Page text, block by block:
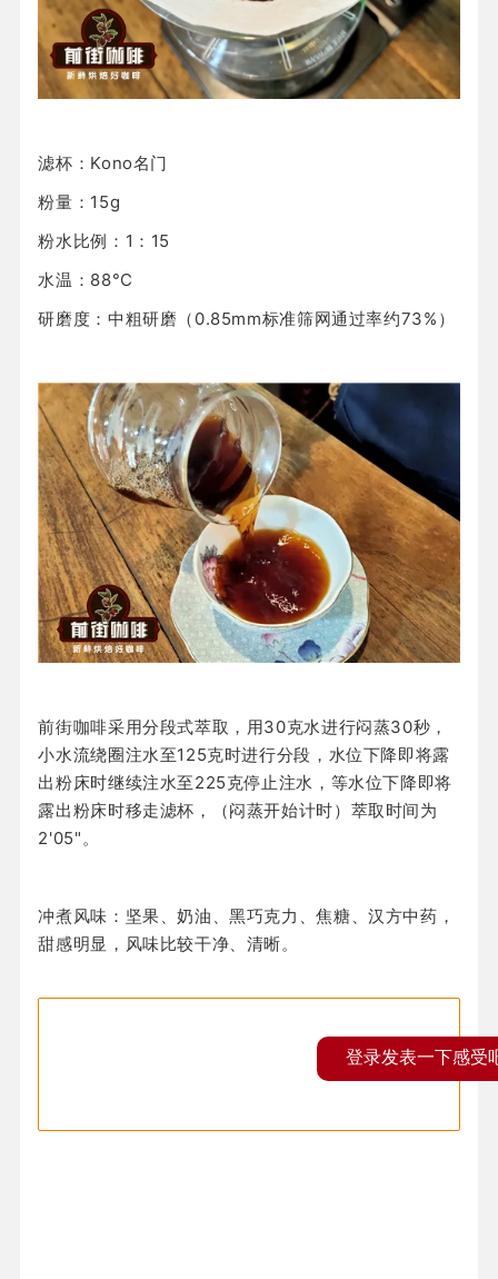
滤杯：Kono名门
粉量：15g
粉水比例：1：15
水温：88°C
研磨度：中粗研磨（0.85mm标准筛网通过率约73%）
前街咖啡采用分段式萃取，用30克水进行闷蒸30秒，
小水流绕圈注水至125克时进行分段，水位下降即将露
出粉床时继续注水至225克停止注水，等水位下降即将
露出粉床时移走滤杯，（闷蒸开始计时）萃取时间为
2'05"。
冲煮风味：坚果、奶油、黑巧克力、焦糖、汉方中药，
甜感明显，风味比较干净、清晰。
登录发表一下感受